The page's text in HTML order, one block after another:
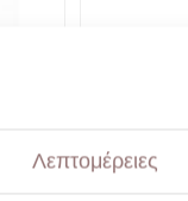
Λεπτομέρειες